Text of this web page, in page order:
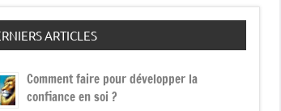
ARTICLES
Comment faire pour développer la
confiance en soi ?